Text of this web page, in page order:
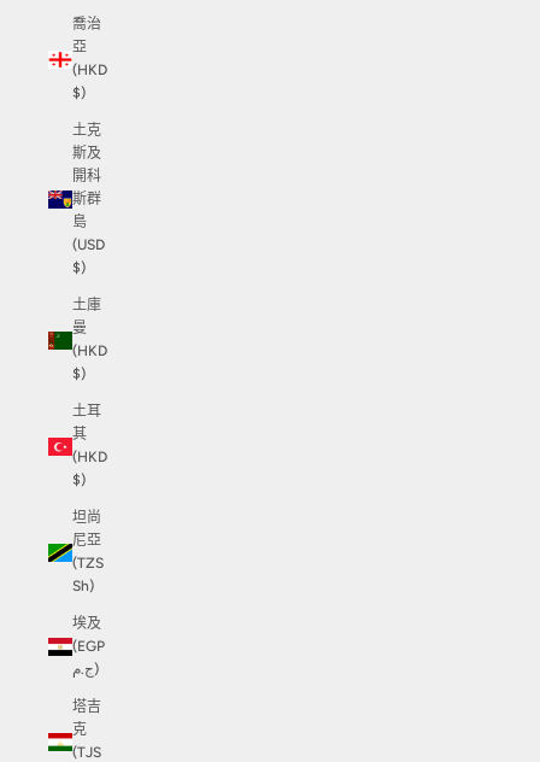
喬治
亞
(HKD
$)
土克
斯及
開科
斯群
島
(USD
$)
土庫
曼
(HKD
$)
土耳
其
(HKD
$)
坦尚
尼亞
(TZS
Sh)
埃及
(EGP
ج.م)
塔吉
克
(TJS